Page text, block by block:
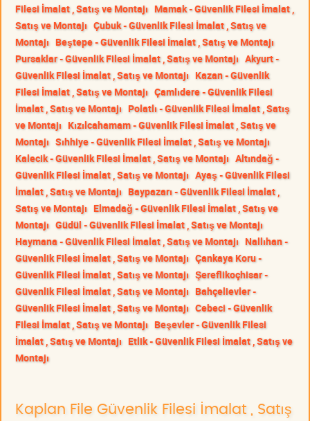
Filesi İmalat , Satış ve Montajı Mamak - Güvenlik Filesi İmalat ,
Satış ve Montajı Çubuk - Güvenlik Filesi İmalat , Satış ve
Montajı Beştepe - Güvenlik Filesi İmalat , Satış ve Montajı
Pursaklar - Güvenlik Filesi İmalat , Satış ve Montajı Akyurt -
Güvenlik Filesi İmalat , Satış ve Montajı Kazan - Güvenlik
Filesi İmalat , Satış ve Montajı Çamlıdere - Güvenlik Filesi
İmalat , Satış ve Montajı Polatlı - Güvenlik Filesi İmalat , Satış
ve Montajı Kızılcahamam - Güvenlik Filesi İmalat , Satış ve
Montajı Sıhhiye - Güvenlik Filesi İmalat , Satış ve Montajı
Kalecik - Güvenlik Filesi İmalat , Satış ve Montajı Altındağ -
Güvenlik Filesi İmalat , Satış ve Montajı Ayaş - Güvenlik Filesi
İmalat , Satış ve Montajı Baypazarı - Güvenlik Filesi İmalat ,
Satış ve Montajı Elmadağ - Güvenlik Filesi İmalat , Satış ve
Montajı Güdül - Güvenlik Filesi İmalat , Satış ve Montajı
Haymana - Güvenlik Filesi İmalat , Satış ve Montajı Nallıhan -
Güvenlik Filesi İmalat , Satış ve Montajı Çankaya Koru -
Güvenlik Filesi İmalat , Satış ve Montajı Şereflikoçhisar -
Güvenlik Filesi İmalat , Satış ve Montajı Bahçelievler -
Güvenlik Filesi İmalat , Satış ve Montajı Cebeci - Güvenlik
Filesi İmalat , Satış ve Montajı Beşevler - Güvenlik Filesi
İmalat , Satış ve Montajı Etlik - Güvenlik Filesi İmalat , Satış ve
Montajı
Kaplan File Güvenlik Filesi İmalat , Satış